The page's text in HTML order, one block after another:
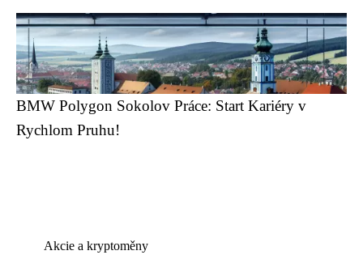
BMW Polygon Sokolov Práce: Start Kariéry v
Rychlom Pruhu!
Akcie a kryptoměny